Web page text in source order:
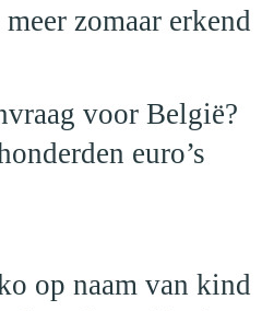
zomaar erkend
voor België?
euro’s
op naam van kind